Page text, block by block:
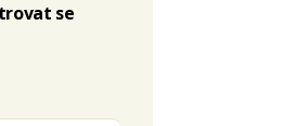
se